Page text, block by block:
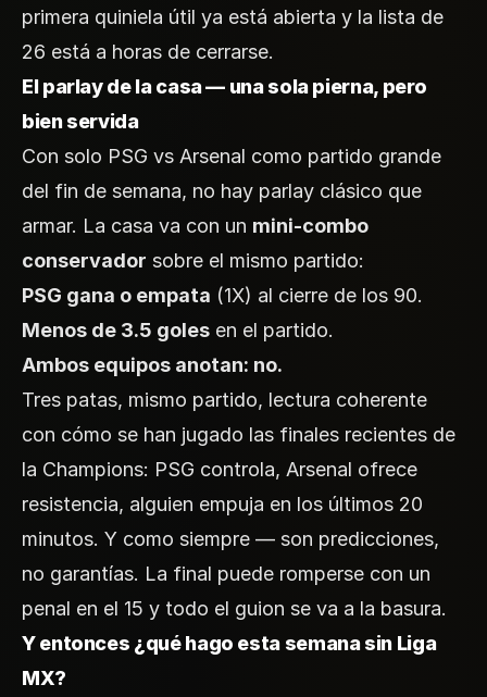
primera quiniela útil ya está abierta y la lista de
26 está a horas de cerrarse.
El parlay de la casa — una sola pierna, pero
bien servida
Con solo PSG vs Arsenal como partido grande
del fin de semana, no hay parlay clásico que
armar. La casa va con un mini-combo
conservador sobre el mismo partido:
PSG gana o empata (1X) al cierre de los 90.
Menos de 3.5 goles en el partido.
Ambos equipos anotan: no.
Tres patas, mismo partido, lectura coherente
con cómo se han jugado las finales recientes de
la Champions: PSG controla, Arsenal ofrece
resistencia, alguien empuja en los últimos 20
minutos. Y como siempre — son predicciones,
no garantías. La final puede romperse con un
penal en el 15 y todo el guion se va a la basura.
Y entonces ¿qué hago esta semana sin Liga
MX?